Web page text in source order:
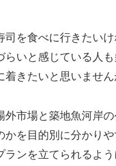
司を食べに行きたい
らいと感じている人
着きたいと思いません
外市場と築地魚河岸
かを目的別に分かり
ンを立てられるよう